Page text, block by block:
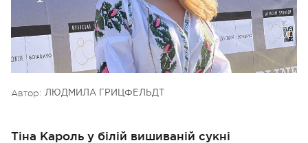
Автор: ЛЮДМИЛА ГРИЦФЕЛЬДТ
Тіна Кароль у білій вишиваній сукні